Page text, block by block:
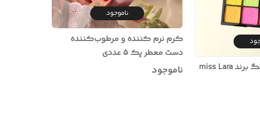
ناموجود
کرم نرم کننده و مرطوب‌کننده
دست معطر پک 5 عددی
ناموجود